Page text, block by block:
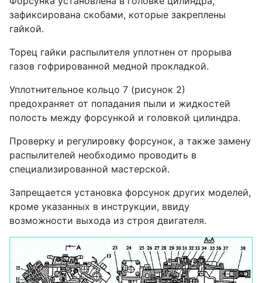
зафиксирована скобами, которые закреплены
гайкой.
Торец гайки распылителя уплотнен от прорыва
газов гофрированной медной прокладкой.
Уплотнительное кольцо 7 (рисунок 2)
предохраняет от попадания пыли и жидкостей
полость между форсункой и головкой цилиндра.
Проверку и регулировку форсунок, а также замену
распылителей необходимо проводить в
специализированной мастерской.
Запрещается установка форсунок других моделей,
кроме указанных в инструкции, ввиду
возможности выхода из строя двигателя.